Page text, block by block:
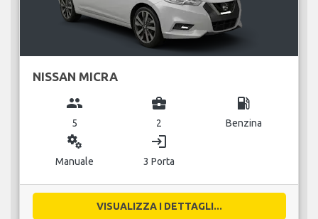
NISSAN MICRA
group
5
business_center
2
local_gas_station
Benzina
miscellaneous_services
Manuale
login
3 Porta
VISUALIZZA I DETTAGLI...